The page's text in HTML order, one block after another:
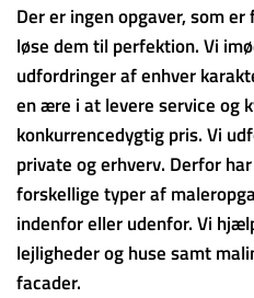
Der er ingen opgaver, som
løse dem til perfektion. Vi
udfordringer af enhver
en ære i at levere service og
konkurrencedygtig pris. Vi
private og erhverv. Derfor
forskellige typer af
indenfor eller udenfor. Vi
lejligheder og huse samt
facader.